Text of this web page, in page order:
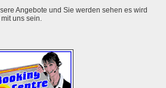
Angebote und Sie werden sehen es wird
uns sein.